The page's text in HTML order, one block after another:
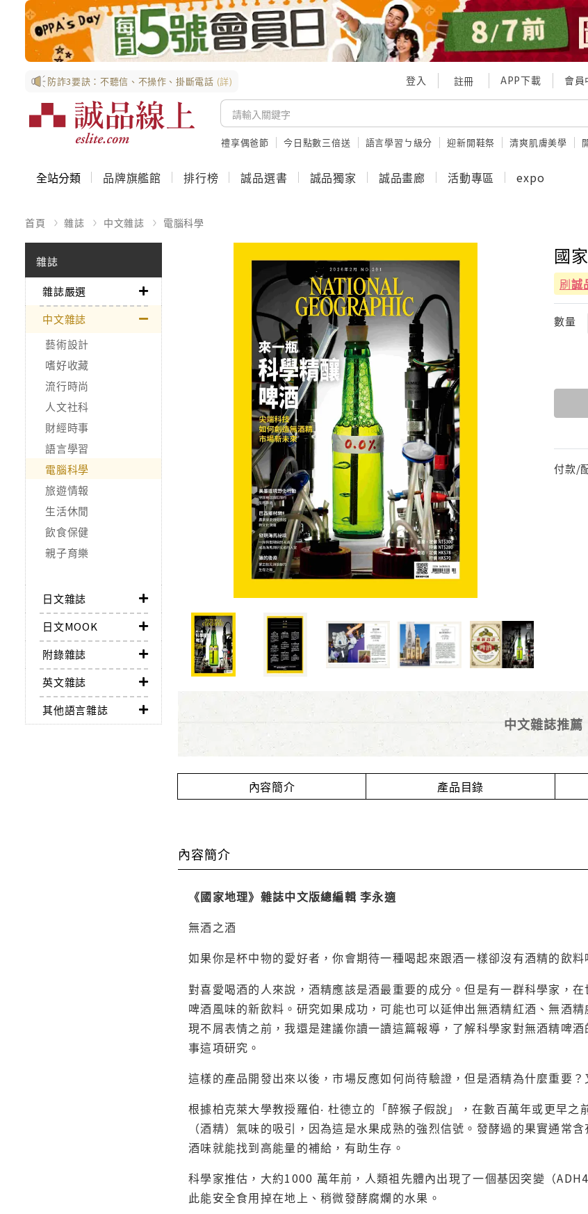
防詐3要訣：不聽信、不操作、掛斷電話 (詳) 登入 註冊 APP下載 會員
禮享偶爸節 今日點數三倍送 語言學習ㄅ級分 迎新開鞋祭 清爽肌膚美學
全站分類 品牌旗艦館 排行榜 誠品選書 誠品獨家 誠品畫廊 活動專區 expo
首頁 雜誌 中文雜誌 電腦科學
雜誌
雜誌嚴選
中文雜誌
藝術設計
嗜好收藏
流行時尚
人文社科
財經時事
語言學習
電腦科學
旅遊情報
生活休閒
飲食保健
親子育樂
日文雜誌
日文MOOK
附錄雜誌
英文雜誌
其他語言雜誌
國
刷誠
數量
付款/
中文雜誌推薦
內容簡介 產品目錄
內容簡介
《國家地理》雜誌中文版總編輯 李永適
無酒之酒
如果你是杯中物的愛好者，你會期待一種喝起來跟酒一樣卻沒有酒精的飲
對喜愛喝酒的人來說，酒精應該是酒最重要的成分。但是有一群科學家，
啤酒風味的新飲料。研究如果成功，可能也可以延伸出無酒精紅酒、無酒
現不屑表情之前，我還是建議你讀一讀這篇報導，了解科學家對無酒精啤
事這項研究。
這樣的產品開發出來以後，市場反應如何尚待驗證，但是酒精為什麼重要
根據柏克萊大學教授羅伯‧ 杜德立的「醉猴子假說」，在數百萬年或更早
（酒精）氣味的吸引，因為這是水果成熟的強烈信號。發酵過的果實通常
酒味就能找到高能量的補給，有助生存。
科學家推估，大約1000 萬年前，人類祖先體內出現了一個基因突變（
此能安全食用掉在地上、稍微發酵腐爛的水果。